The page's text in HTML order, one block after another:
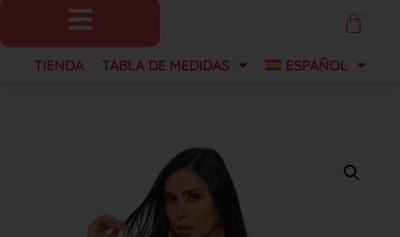
TIENDA TABLA DE MEDIDAS ESPAÑOL